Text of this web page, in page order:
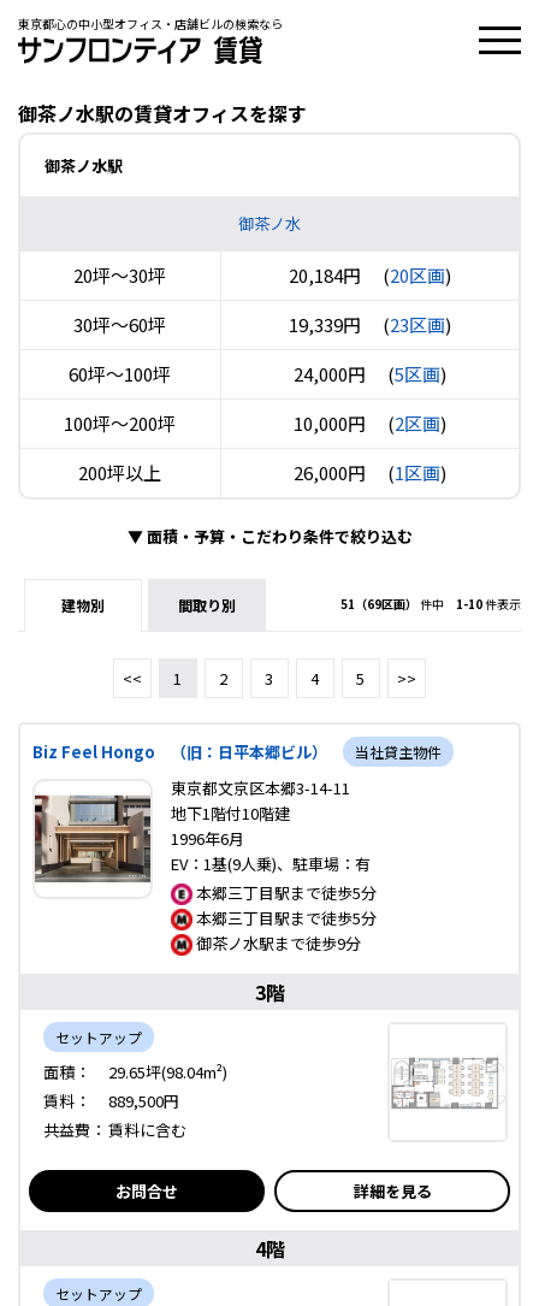
東京都心の中小型オフィス・店舗ビルの検索なら
御茶ノ水駅の賃貸オフィスを探す
御茶ノ水駅
御茶ノ水
20坪〜30坪 20,184円 (20区画)
30坪〜60坪
19,339円 (23区画)
60坪〜100坪
24,000円 (5区画)
100坪〜200坪
10,000円 (2区画)
200坪以上
26,000円 (1区画)
▼面積・予算・こだわり条件で絞り込む
建物別 間取り別 51（69区画） 件中 1-10件表示
<< 1 2 3 4 5 >>
Biz Feel Hongo （旧：日平本郷ビル） 当社貸主物件
東京都文京区本郷3-14-11
地下1階付10階建
1996年6月
EV：1基(9人乗)、駐車場：有
本郷三丁目駅まで徒歩5分
本郷三丁目駅まで徒歩5分
御茶ノ水駅まで徒歩9分
3階
セットアップ
面積：
29.65坪(98.04m²)
賃料：
889,500円
共益費： 賃料に含む
お問合せ 詳細を見る
4階
セットアップ